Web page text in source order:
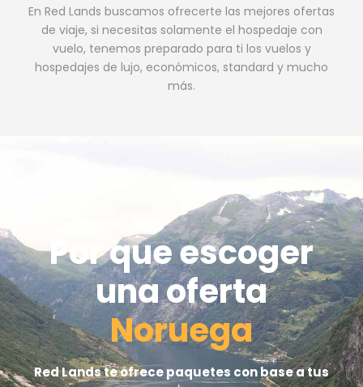
En Red Lands buscamos ofrecerte las mejores ofertas
de viaje, si necesitas solamente el hospedaje con
vuelo, tenemos preparado para ti los vuelos y
hospedajes de lujo, económicos, standard y mucho
más.
Por que escoger
una oferta
Noruega
Red Lands te ofrece paquetes con base a tus